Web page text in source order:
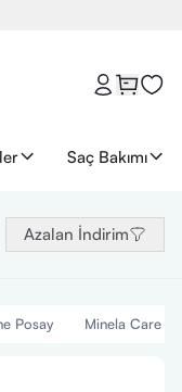
Saç Bakımı
Azalan İndirim
Posay Minela Care